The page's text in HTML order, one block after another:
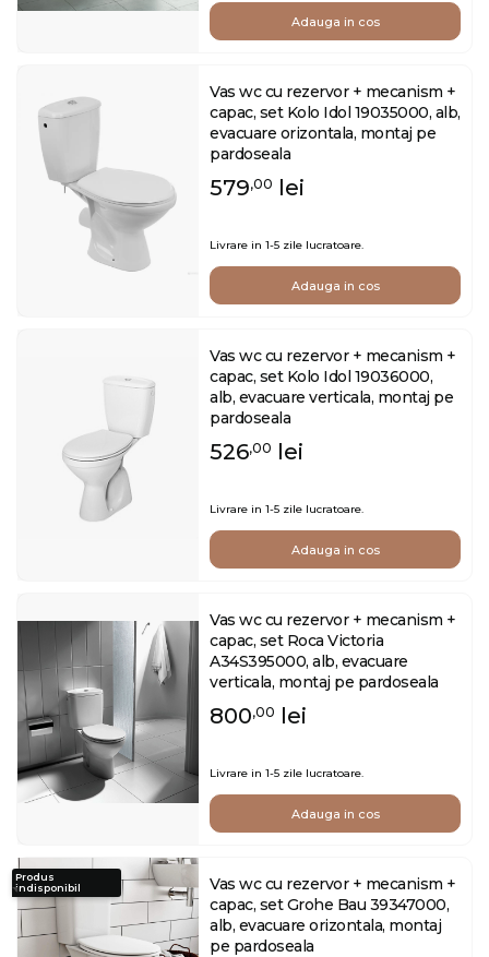
Adauga in cos
Vas wc cu rezervor + mecanism +
capac, set Kolo Idol 19035000, alb,
evacuare orizontala, montaj pe
pardoseala
579,00 lei
Livrare in 1-5 zile lucratoare.
Adauga in cos
Vas wc cu rezervor + mecanism +
capac, set Kolo Idol 19036000,
alb, evacuare verticala, montaj pe
pardoseala
526,00 lei
Livrare in 1-5 zile lucratoare.
Adauga in cos
Vas wc cu rezervor + mecanism +
capac, set Roca Victoria
A34S395000, alb, evacuare
verticala, montaj pe pardoseala
800,00 lei
Livrare in 1-5 zile lucratoare.
Adauga in cos
Vas wc cu rezervor + mecanism +
capac, set Grohe Bau 39347000,
alb, evacuare orizontala, montaj
pe pardoseala
Produs
indisponibil